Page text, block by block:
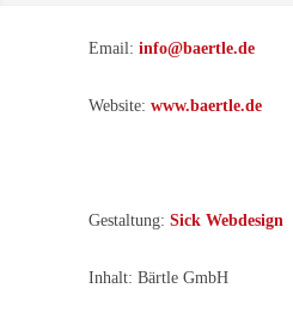
Email: info@baertle.de
Website: www.baertle.de
Gestaltung: Sick Webdesign
Inhalt: Bärtle GmbH